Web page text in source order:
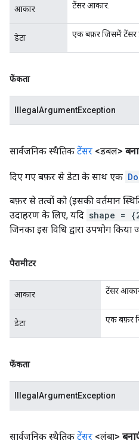
आकार टेंसर आकार.
डेटा एक बफ़र जिसमें टेंसर
फेंकता
IllegalArgumentException
सार्वजनिक स्थैतिक टेंसर <डबल>
दिए गए बफ़र से डेटा के साथ एक
बफ़र से तत्वों को (इसकी वर्तमान
उदाहरण के लिए, यदि shape =
जिनका इस विधि द्वारा उपभोग किया
पैरामीटर
आकार टेंसर
डेटा एक बफ़र
फेंकता
IllegalArgumentException
सार्वजनिक स्थैतिक टेंसर <लंबा>